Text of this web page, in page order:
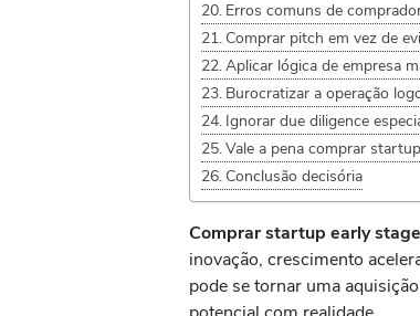
Erros comuns de
Comprar pitch em vez de
Aplicar lógica de empresa
Burocratizar a operação
Ignorar due diligence
Vale a pena comprar
Conclusão decisória
Comprar startup early stage
inovação, crescimento
pode se tornar uma